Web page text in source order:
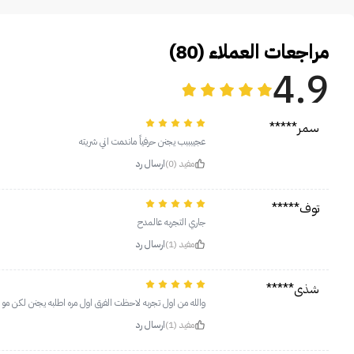
مراجعات العملاء (80)
4.9
سمر*****
عجيبببب يجنن حرفياً ماندمت اني شريته
مفيد (0)
ارسال رد
توف*****
جاري التجربه عالمدح
مفيد (1)
ارسال رد
شذى*****
والله من اول تجربه لاحظت الفرق اول مره اطلبه يجنن لكن
مفيد (1)
ارسال رد